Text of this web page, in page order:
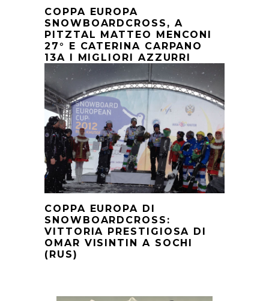
COPPA EUROPA
SNOWBOARDCROSS, A
PITZTAL MATTEO MENCONI
27° E CATERINA CARPANO
13A I MIGLIORI AZZURRI
COPPA EUROPA DI
SNOWBOARDCROSS:
VITTORIA PRESTIGIOSA DI
OMAR VISINTIN A SOCHI
(RUS)